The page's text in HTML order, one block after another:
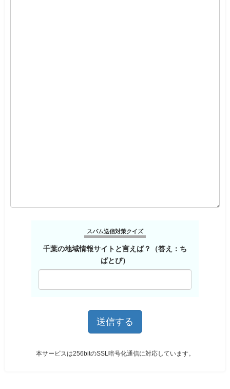
スパム送信対策クイズ
千葉の地域情報サイトと言えば？（答え：ち
ばとぴ）
本サービスは256bitのSSL暗号化通信に対応しています。